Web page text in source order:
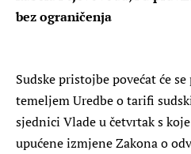
bez ograničenja
Sudske pristojbe povećat će
temeljem Uredbe o tarifi
sjednici Vlade u četvrtak s
upućene izmjene Zakona o